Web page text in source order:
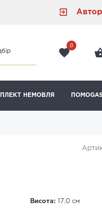
0
НЕМОВЛЯ
Висота: 17.0 см